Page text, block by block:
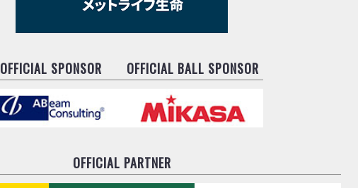
OFFICIAL SPONSOR OFFICIAL BALL SPONSOR
OFFICIAL PARTNER